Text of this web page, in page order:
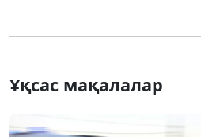
Ұқсас мақалалар